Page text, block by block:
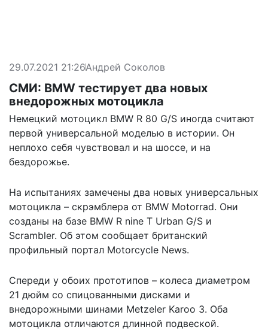
29.07.2021 21:26Андрей Соколов
СМИ: BMW тестирует два новых
внедорожных мотоцикла
Немецкий мотоцикл BMW R 80 G/S иногда считают
первой универсальной моделью в истории. Он
неплохо себя чувствовал и на шоссе, и на
бездорожье.
На испытаниях замечены два новых универсальных
мотоцикла – скрэмблера от BMW Motorrad. Они
созданы на базе BMW R nine T Urban G/S и
Scrambler. Об этом сообщает британский
профильный портал Motorcycle News.
Спереди у обоих прототипов – колеса диаметром
21 дюйм со спицованными дисками и
внедорожными шинами Metzeler Karoo 3. Оба
мотоцикла отличаются длинной подвеской.